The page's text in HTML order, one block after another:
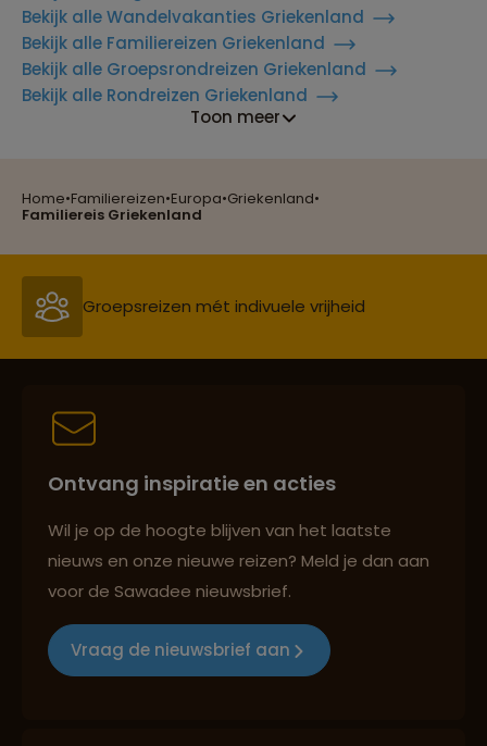
Home•Familiereizen•Europa•Griekenland•
Familiereis Griekenland
Bekijk alle Wandelvakanties Griekenland
Bekijk alle Familiereizen Griekenland
Bekijk alle Groepsrondreizen Griekenland
Bekijk alle Rondreizen Griekenland
Toon meer
Reizen met oog voor mens, cultuur en milieu
Groepsreizen mét indivuele vrijheid
Persoonlijk en deskundig reisadvies
Reizen met oog voor mens, cultuur en milieu
Ontvang inspiratie en acties
Wil je op de hoogte blijven van het laatste
nieuws en onze nieuwe reizen? Meld je dan aan
voor de Sawadee nieuwsbrief.
Vraag de nieuwsbrief aan